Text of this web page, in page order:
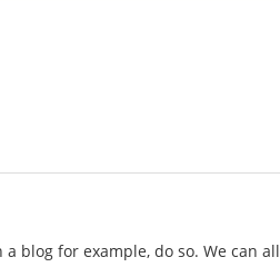
blog for example, do so. We can all